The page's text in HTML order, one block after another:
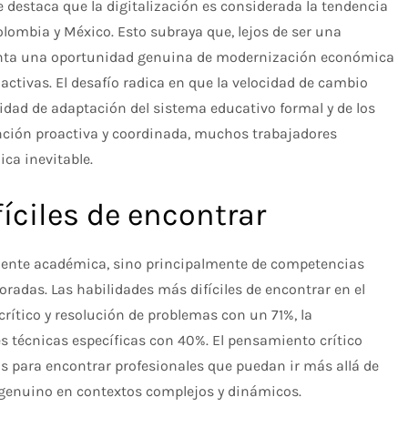
destaca que la digitalización es considerada la tendencia
y México. Esto subraya que, lejos de ser una
una oportunidad genuina de modernización económica
El desafío radica en que la velocidad de cambio
de adaptación del sistema educativo formal y de los
proactiva y coordinada, muchos trabajadores
inevitable.
de encontrar
académica, sino principalmente de competencias
Las habilidades más difíciles de encontrar en el
y resolución de problemas con un 71%, la
técnicas específicas con 40%. El pensamiento crítico
encontrar profesionales que puedan ir más allá de
en contextos complejos y dinámicos.